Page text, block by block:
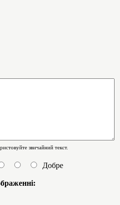
звичайний текст.
Добре